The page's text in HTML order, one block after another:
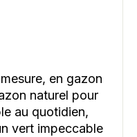
en gazon
naturel pour
au quotidien,
vert impeccable